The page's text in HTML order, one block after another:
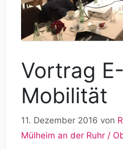
Vortrag E-
Mobilität
11. Dezember 2016 von
Mülheim an der Ruhr /